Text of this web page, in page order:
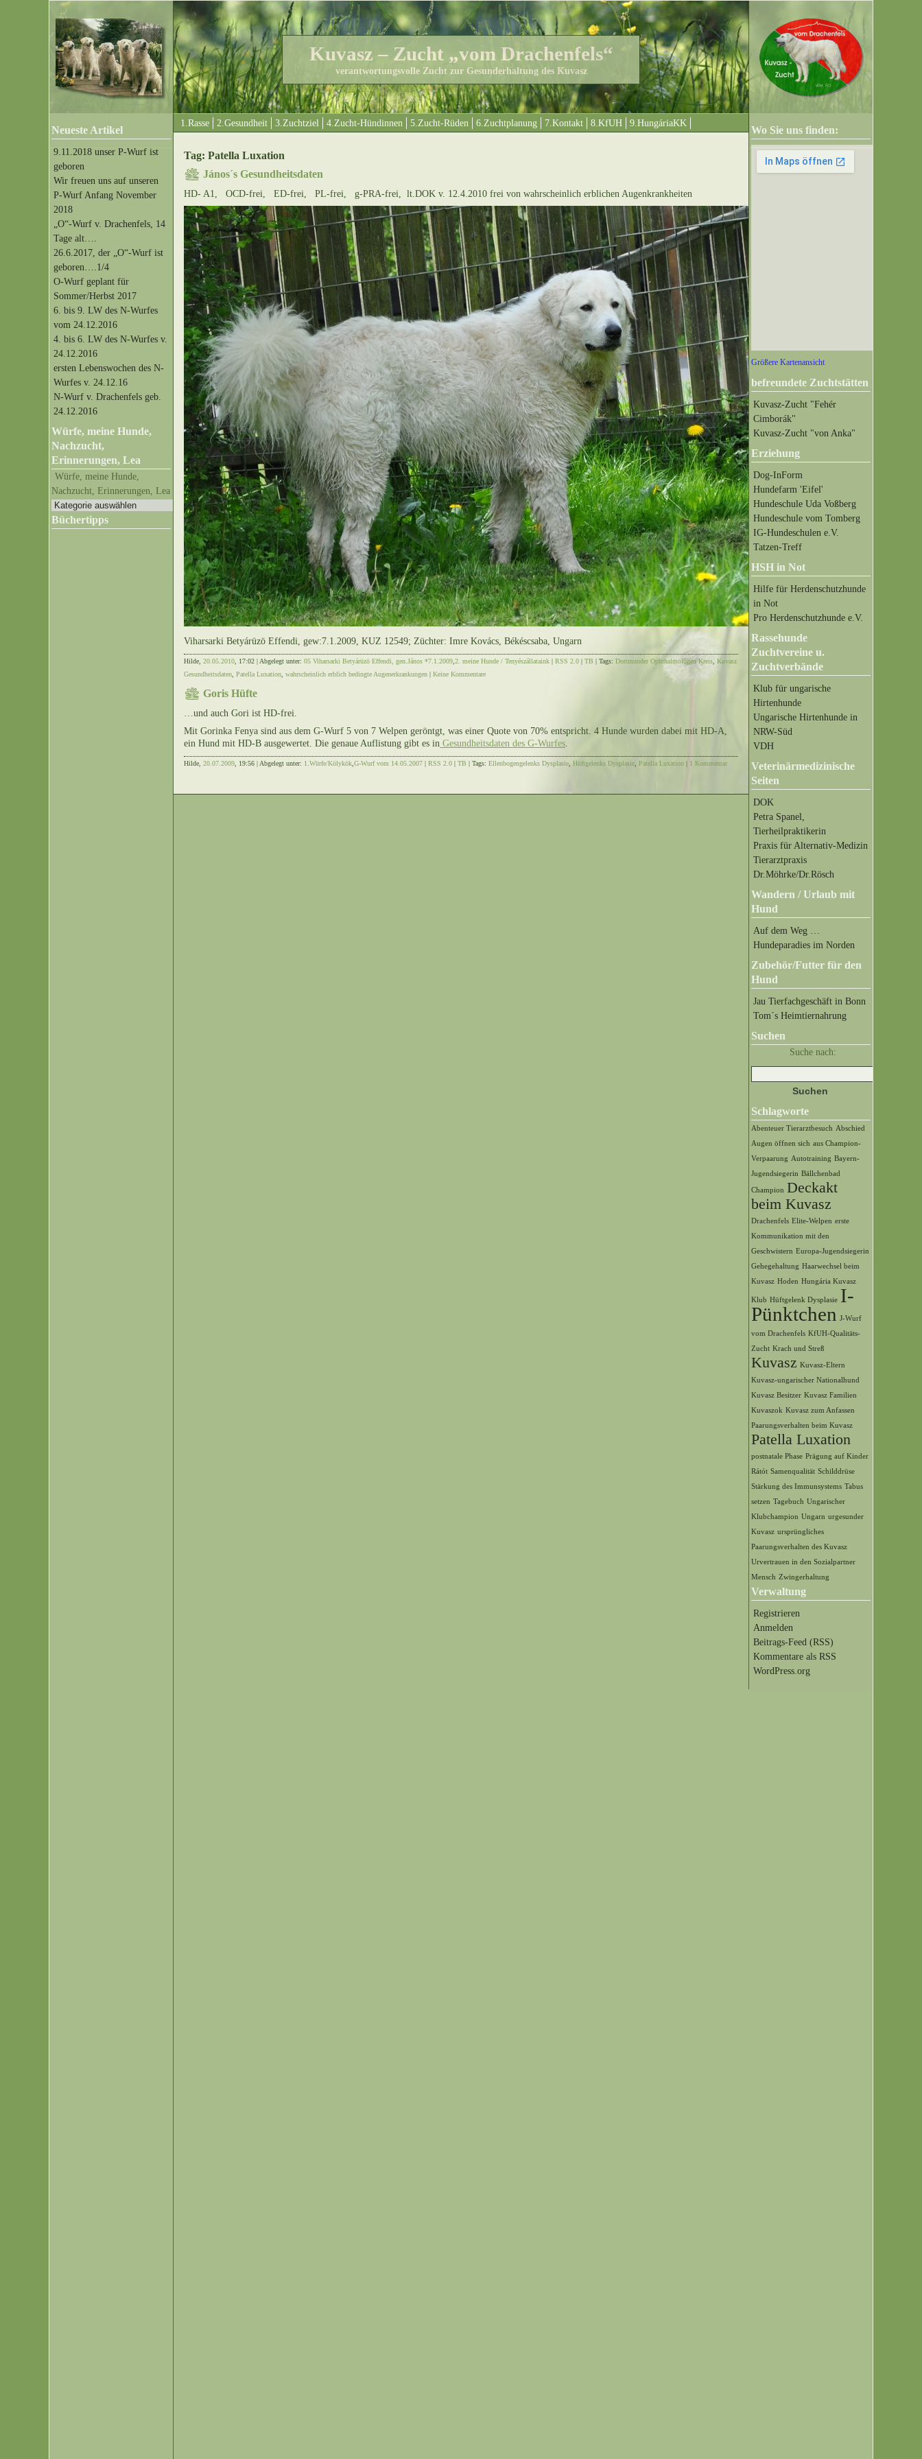
Kuvasz – Zucht „vom Drachenfels“
verantwortungsvolle Zucht zur Gesunderhaltung des Kuvasz
1.Rasse 2.Gesundheit 3.Zuchtziel 4.Zucht-Hündinnen 5.Zucht-Rüden 6.Zuchtplanung 7.Kontakt 8.KfUH 9.HungáriaKK
Neueste Artikel
9.11.2018 unser P-Wurf ist
geboren
Wir freuen uns auf unseren
P-Wurf Anfang November
2018
„O“-Wurf v. Drachenfels, 14
Tage alt….
26.6.2017, der „O“-Wurf ist
geboren….1/4
O-Wurf geplant für
Sommer/Herbst 2017
6. bis 9. LW des N-Wurfes
vom 24.12.2016
4. bis 6. LW des N-Wurfes v.
24.12.2016
ersten Lebenswochen des N-
Wurfes v. 24.12.16
N-Wurf v. Drachenfels geb.
24.12.2016
Würfe, meine Hunde,
Nachzucht,
Erinnerungen, Lea
Würfe, meine Hunde,
Nachzucht, Erinnerungen, Lea
Büchertipps
Wo Sie uns finden:
Größere Kartenansicht
befreundete Zuchtstätten
Kuvasz-Zucht "Fehér
Cimborák"
Kuvasz-Zucht "von Anka"
Erziehung
Dog-InForm
Hundefarm 'Eifel'
Hundeschule Uda Voßberg
Hundeschule vom Tomberg
IG-Hundeschulen e.V.
Tatzen-Treff
HSH in Not
Hilfe für Herdenschutzhunde
in Not
Pro Herdenschutzhunde e.V.
Rassehunde
Zuchtvereine u.
Zuchtverbände
Klub für ungarische
Hirtenhunde
Ungarische Hirtenhunde in
NRW-Süd
VDH
Veterinärmedizinische
Seiten
DOK
Petra Spanel,
Tierheilpraktikerin
Praxis für Alternativ-Medizin
Tierarztpraxis
Dr.Möhrke/Dr.Rösch
Wandern / Urlaub mit
Hund
Auf dem Weg …
Hundeparadies im Norden
Zubehör/Futter für den
Hund
Jau Tierfachgeschäft in Bonn
Tom´s Heimtiernahrung
Suchen
Suche nach:
Schlagworte
Abenteuer Tierarztbesuch Abschied
Augen öffnen sich aus Champion-
Verpaarung Autotraining Bayern-
Jugendsiegerin Bällchenbad
Champion Deckakt
beim Kuvasz
Drachenfels Elite-Welpen erste
Kommunikation mit den
Geschwistern Europa-Jugendsiegerin
Gehegehaltung Haarwechsel beim
Kuvasz Hoden Hungária Kuvasz
Klub Hüftgelenk Dysplasie I-
Pünktchen J-Wurf
vom Drachenfels KfUH-Qualitäts-
Zucht Krach und Streß
Kuvasz Kuvasz-Eltern
Kuvasz-ungarischer Nationalhund
Kuvasz Besitzer Kuvasz Familien
Kuvaszok Kuvasz zum Anfassen
Paarungsverhalten beim Kuvasz
Patella Luxation
postnatale Phase Prägung auf Kinder
Rátót Samenqualität Schilddrüse
Stärkung des Immunsystems Tabus
setzen Tagebuch Ungarischer
Klubchampion Ungarn urgesunder
Kuvasz ursprüngliches
Paarungsverhalten des Kuvasz
Urvertrauen in den Sozialpartner
Mensch Zwingerhaltung
Verwaltung
Registrieren
Anmelden
Beitrags-Feed (RSS)
Kommentare als RSS
WordPress.org
Tag: Patella Luxation
János´s Gesundheitsdaten
HD- A1, OCD-frei, ED-frei, PL-frei, g-PRA-frei, lt.DOK v. 12.4.2010 frei von wahrscheinlich erblichen Augenkrankheiten
Viharsarki Betyárüzö Effendi, gew:7.1.2009, KUZ 12549; Züchter: Imre Kovács, Békéscsaba, Ungarn
Hilde, 20.05.2010, 17:02 | Abgelegt unter: 05 Viharsarki Betyárüzö Effendi, gen.János *7.1.2009,2. meine Hunde / Tenyészállataink | RSS 2.0 | TB | Tags: Dortmunder Ophthalmologen Kreis, Kuvasz
Gesundheitsdaten, Patella Luxation, wahrscheinlich erblich bedingte Augenerkrankungen | Keine Kommentare
Goris Hüfte
…und auch Gori ist HD-frei.
Mit Gorinka Fenya sind aus dem G-Wurf 5 von 7 Welpen geröntgt, was einer Quote von 70% entspricht. 4 Hunde wurden dabei mit HD-A,
ein Hund mit HD-B ausgewertet. Die genaue Auflistung gibt es in Gesundheitsdaten des G-Wurfes.
Hilde, 20.07.2009, 19:56 | Abgelegt unter: 1.Würfe/Kölykök,G-Wurf vom 14.05.2007 RSS 2.0 TB | Tags: Ellenbogengelenks Dysplasie, Hüftgelenks Dysplasie, Patella Luxation 1 Kommentar